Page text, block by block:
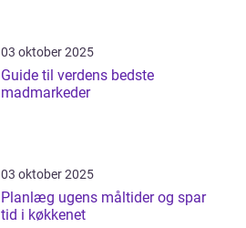
03 oktober 2025
Guide til verdens bedste
madmarkeder
03 oktober 2025
Planlæg ugens måltider og spar
tid i køkkenet